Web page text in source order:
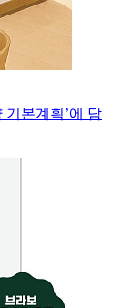
기본계획’에 담